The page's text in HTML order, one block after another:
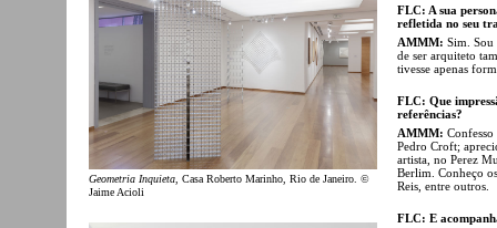
Geometria Inquieta, Casa Roberto Marinho, Rio de Janeiro. ©
Jaime Acioli
FLC: A sua
refletida no seu
AMMM: Sim. Sou
de ser arquiteto
tivesse apenas
FLC: Que
referências?
AMMM:
Pedro Croft;
artista, no Perez
Berlim. Conheço
Reis, entre outros.
FLC: E